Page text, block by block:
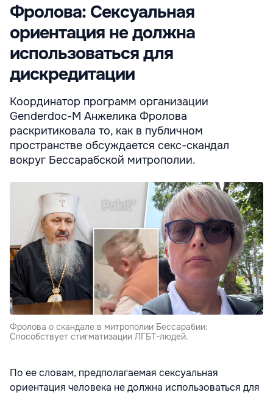
Фролова: Cексуальная
ориентация не должна
использоваться для
дискредитации
Координатор программ организации
Genderdoc-M Анжелика Фролова
раскритиковала то, как в публичном
пространстве обсуждается секс-скандал
вокруг Бессарабской митрополии.
Фролова о скандале в митрополии Бессарабии:
Способствует стигматизации ЛГБТ-людей.
По ее словам, предполагаемая сексуальная
ориентация человека не должна использоваться для